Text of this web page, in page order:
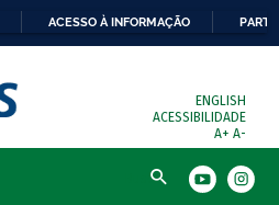
ACESSO À INFORMAÇÃO
ENGLISH
ACESSIBILIDADE
A+ A-
Busca